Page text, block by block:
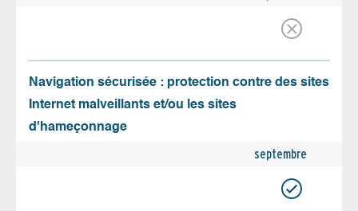
Navigation sécurisée : protection contre des sites
Internet malveillants et/ou les sites
d'hameçonnage
septembre